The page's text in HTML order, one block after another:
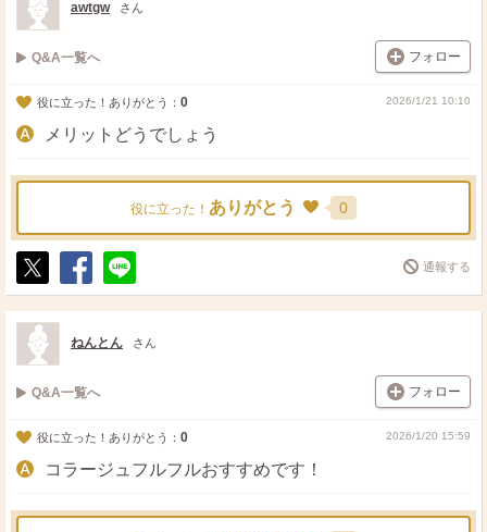
awtgw さん
Q&A一覧へ フォロー
役に立った！ありがとう： 0 2026/1/21 10:10
メリットどうでしょう
役に立った！ ありがとう 0
ポ
ス
ト
シ
ェ
送
る
通報する
ねんとん さん
Q&A一覧へ フォロー
役に立った！ありがとう： 0 2026/1/20 15:59
コラージュフルフルおすすめです！